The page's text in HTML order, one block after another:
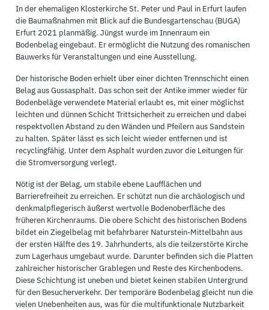
In der ehemaligen Klosterkirche St. Peter und Paul in Erfurt laufen
die Baumaßnahmen mit Blick auf die Bundesgartenschau (BUGA)
Erfurt 2021 planmäßig. Jüngst wurde im Innenraum ein
Bodenbelag eingebaut. Er ermöglicht die Nutzung des romanischen
Bauwerks für Veranstaltungen und eine Ausstellung.
Der historische Boden erhielt über einer dichten Trennschicht einen
Belag aus Gussasphalt. Das schon seit der Antike immer wieder für
Bodenbeläge verwendete Material erlaubt es, mit einer möglichst
leichten und dünnen Schicht Trittsicherheit zu erreichen und dabei
respektvollen Abstand zu den Wänden und Pfeilern aus Sandstein
zu halten. Später lässt es sich leicht wieder entfernen und ist
recyclingfähig. Unter dem Asphalt wurden zuvor die Leitungen für
die Stromversorgung verlegt.
Nötig ist der Belag, um stabile ebene Laufflächen und
Barrierefreiheit zu erreichen. Er schützt nun die archäologisch und
denkmalpflegerisch äußerst wertvolle Bodenoberfläche des
früheren Kirchenraums. Die obere Schicht des historischen Bodens
bildet ein Ziegelbelag mit befahrbarer Naturstein-Mittelbahn aus
der ersten Hälfte des 19. Jahrhunderts, als die teilzerstörte Kirche
zum Lagerhaus umgebaut wurde. Darunter befinden sich die Platten
zahlreicher historischer Grablegen und Reste des Kirchenbodens.
Diese Schichtung ist uneben und bietet keinen stabilen Untergrund
für den Besucherverkehr. Der temporäre Bodenbelag gleicht nun die
vielen Unebenheiten aus, was für die multifunktionale Nutzbarkeit